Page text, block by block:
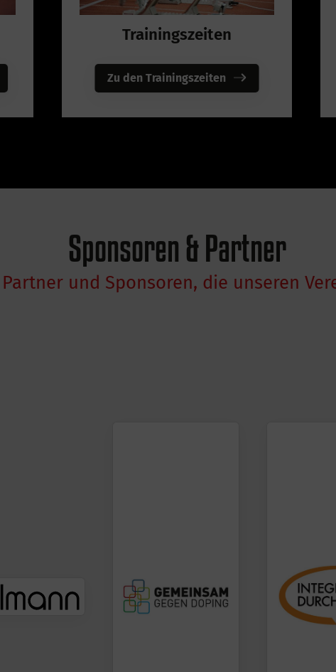
Trainingszeiten
Zu den Trainingszeiten
Sponsoren & Partner
und Sponsoren, die unseren